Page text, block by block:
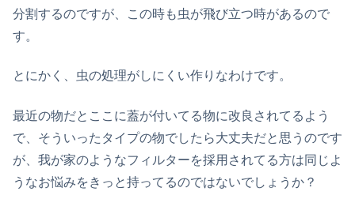
分割するのですが、この時も虫が飛び立つ時があるので
す。
とにかく、虫の処理がしにくい作りなわけです。
最近の物だとここに蓋が付いてる物に改良されてるよう
で、そういったタイプの物でしたら大丈夫だと思うのです
が、我が家のようなフィルターを採用されてる方は同じよ
うなお悩みをきっと持ってるのではないでしょうか？